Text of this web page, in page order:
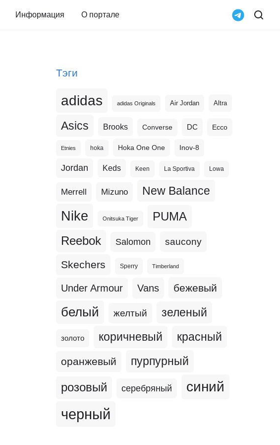
Информация О портале
Тэги
adidas adidas Originals Air Jordan Altra
Asics Brooks Converse DC Ecco
Etnies hoka Hoka One One Inov-8
Jordan Keds Keen La Sportiva Lowa
Merrell Mizuno New Balance
Nike Onitsuka Tiger PUMA
Reebok Salomon saucony
Skechers Sperry Timberland
Under Armour Vans бежевый
белый желтый зеленый
золото коричневый красный
оранжевый пурпурный
розовый серебряный синий
черный